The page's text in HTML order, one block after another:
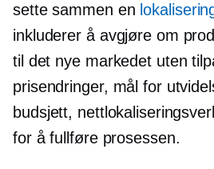
sette sammen en
inkluderer å avgjøre om
til det nye markedet uten
prisendringer, mål for
budsjett,
for å fullføre prosessen.